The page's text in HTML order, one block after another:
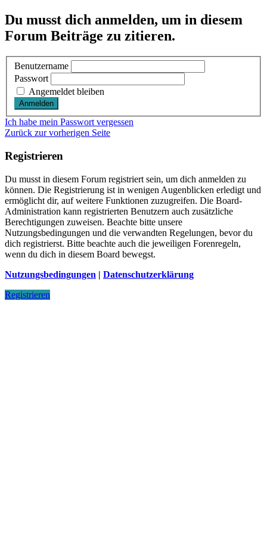
Du musst dich anmelden, um in diesem
Forum Beiträge zu zitieren.
Benutzername
Passwort
Angemeldet bleiben
Ich habe mein Passwort vergessen
Zurück zur vorherigen Seite
Registrieren
Du musst in diesem Forum registriert sein, um dich anmelden zu
können. Die Registrierung ist in wenigen Augenblicken erledigt und
ermöglicht dir, auf weitere Funktionen zuzugreifen. Die Board-
Administration kann registrierten Benutzern auch zusätzliche
Berechtigungen zuweisen. Beachte bitte unsere
Nutzungsbedingungen und die verwandten Regelungen, bevor du
dich registrierst. Bitte beachte auch die jeweiligen Forenregeln,
wenn du dich in diesem Board bewegst.
Nutzungsbedingungen | Datenschutzerklärung
Registrieren